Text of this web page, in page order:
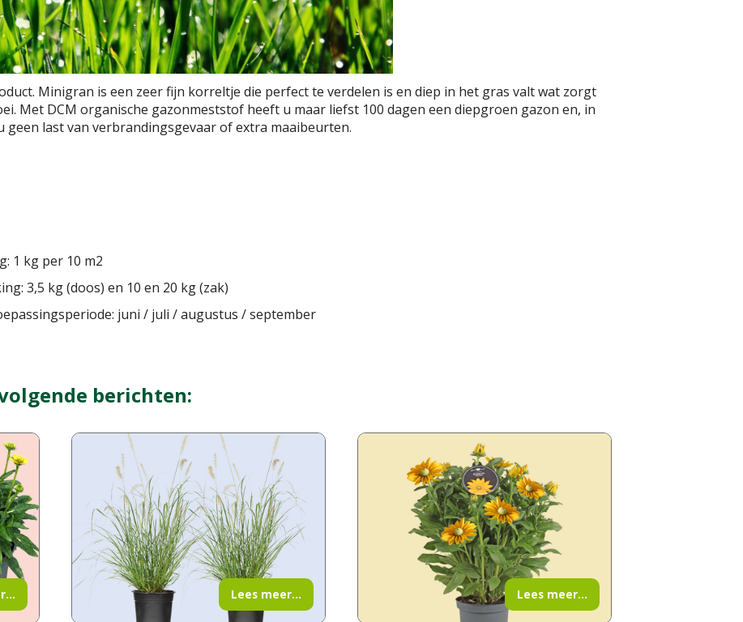
Minigran is een zeer fijn korreltje die perfect te verdelen is en diep in het gras valt wat zorgt
Met DCM organische gazonmeststof heeft u maar liefst 100 dagen een diepgroen gazon en, in
last van verbrandingsgevaar of extra maaibeurten.
1 kg per 10 m2
3,5 kg (doos) en 10 en 20 kg (zak)
juni / juli / augustus / september
berichten:
Lees meer... Lees meer...